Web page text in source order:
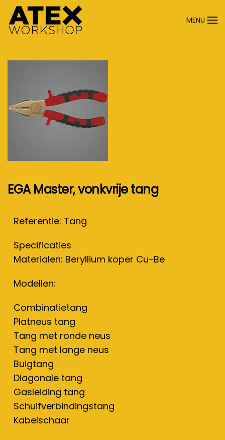
Terug naar hoofdinhoud
MENU
EGA Master, vonkvrije tang
Referentie: Tang
Specificaties
Materialen: Beryllium koper Cu-Be
Modellen:
Combinatietang
Platneus tang
Tang met ronde neus
Tang met lange neus
Buigtang
Diagonale tang
Gasleiding tang
Schuifverbindingstang
Kabelschaar